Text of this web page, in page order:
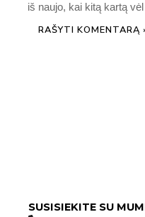
iš naujo, kai kitą kartą
SUSISIEKITE SU